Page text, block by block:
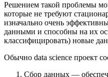
Решением такой проблемы
которые не требуют
изначально очень
данными и способны на их
классифицировать) новые
Обычно data science проект
Сбор данных —